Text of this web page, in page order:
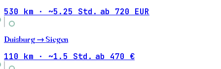
530 km · ~5.25 Std. ab 720 EUR
Duisburg → Siegen
110 km · ~1.5 Std. ab 470 €